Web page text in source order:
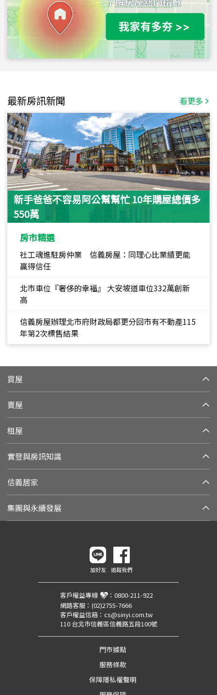
最新房訊新聞 看更多
新手爸爸不容易阿公幫幫忙 10年購屋總價多
550萬
房市精選
社工魂進駐房仲業 信義房屋：同理心比業績更能
贏得信任
北市車位『奢侈的幸福』 大安坡道車位332萬創新
高
信義房屋辦理北市府財政局都更分回市有不動產115
年第2次標售結果
買屋
賣屋
租屋
實登與房訊知識
信義居家
集團與永續發展
加好友 追蹤我們
客戶權益專線 ： 0800-211-922
網路客服： (02)2755-7666
客戶權益信箱： cs@sinyi.com.tw
110 台北市信義區信義路五段100號
門市據點
服務條款
保障隱私權聲明